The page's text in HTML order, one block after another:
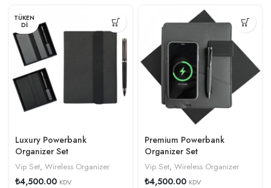
TÜKEN
DI
Luxury Powerbank
Organizer Set
Vip Set, Wireless Organizer
₺4,500.00 KDV
Premium Powerbank
Organizer Set
Vip Set, Wireless Organizer
₺4,500.00 KDV